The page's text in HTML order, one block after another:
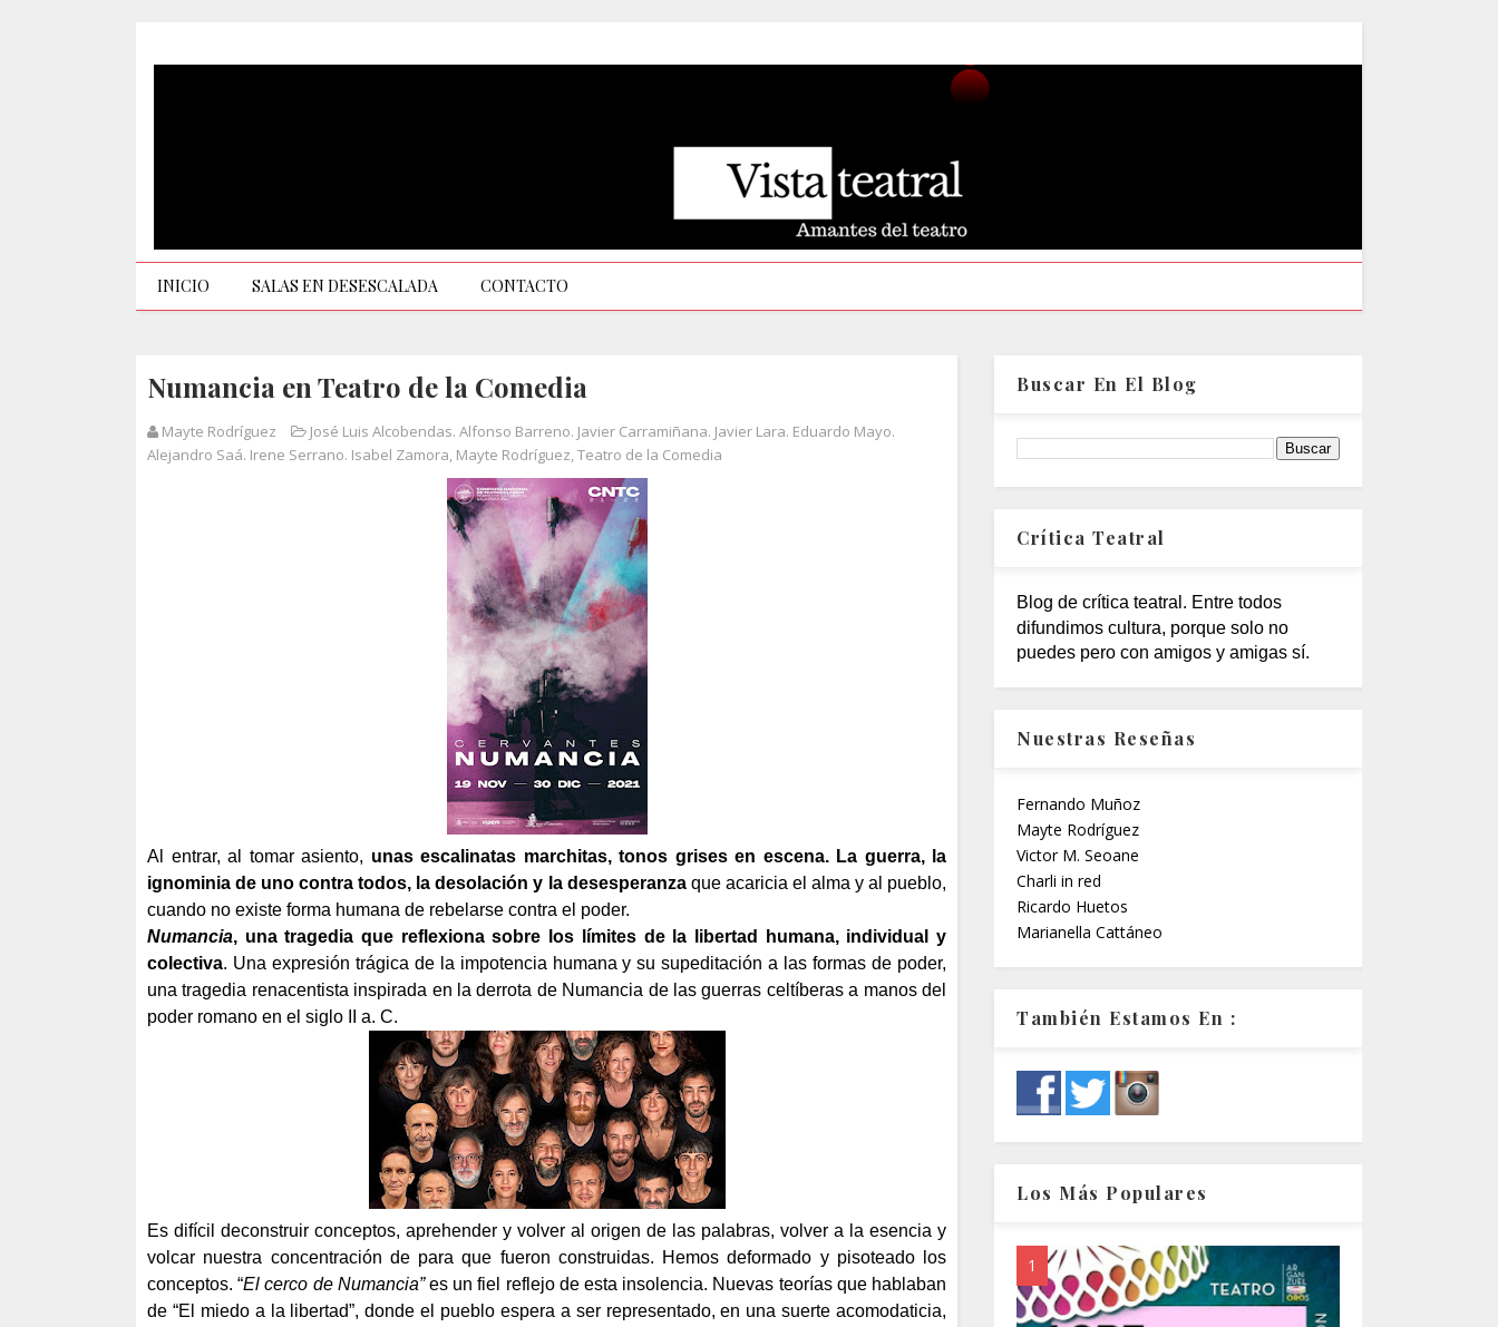
INICIO SALAS EN DESESCALADA CONTACTO
Numancia en Teatro de la Comedia
Mayte Rodríguez
José Luis Alcobendas. Alfonso Barreno. Javier Carramiñana. Javier Lara. Eduardo Mayo.
Alejandro Saá. Irene Serrano. Isabel Zamora, Mayte Rodríguez,Teatro de la Comedia
Al entrar, al tomar asiento, unas escalinatas marchitas, tonos grises en escena. La guerra, la
ignominia de uno contra todos, la desolación y la desesperanzaque acaricia el alma y al pueblo,
cuando no existe forma humana de rebelarse contra el poder.
Numancia, una tragedia que reflexiona sobre los límites de la libertad humana, individual y
colectiva. Una expresión trágica de la impotencia humana y su supeditación a las formas de poder,
una tragedia renacentista inspirada en la derrota de Numancia de las guerras celtíberas a manos del
poder romano en el siglo II a. C.
Es difícil deconstruir conceptos, aprehender y volver al origen de las palabras, volver a la esencia y
volcar nuestra concentración de para que fueron construidas. Hemos deformado y pisoteado los
conceptos. “El cerco de Numancia”es un fiel reflejo de esta insolencia. Nuevas teorías que hablaban
de “El miedo a la libertad”, donde el pueblo espera a ser representado, en una suerte acomodaticia,
Buscar En El Blog
Crítica Teatral
Blog de crítica teatral. Entre todos
difundimos cultura, porque solo no
puedes pero con amigos y amigas sí.
Nuestras Reseñas
Fernando Muñoz
Mayte Rodríguez
Victor M. Seoane
Charli in red
Ricardo Huetos
Marianella Cattáneo
También Estamos En :
Los Más Populares